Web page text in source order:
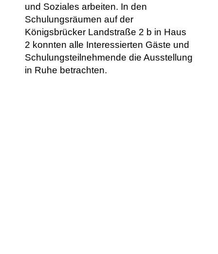
und Soziales arbeiten. In den
Schulungsräumen auf der
Königsbrücker Landstraße 2 b in Haus
2 konnten alle Interessierten Gäste und
Schulungsteilnehmende die Ausstellung
in Ruhe betrachten.